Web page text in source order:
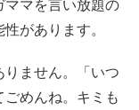
ママを言い放題の
があります。
りません。「いつ
めんね。キミも